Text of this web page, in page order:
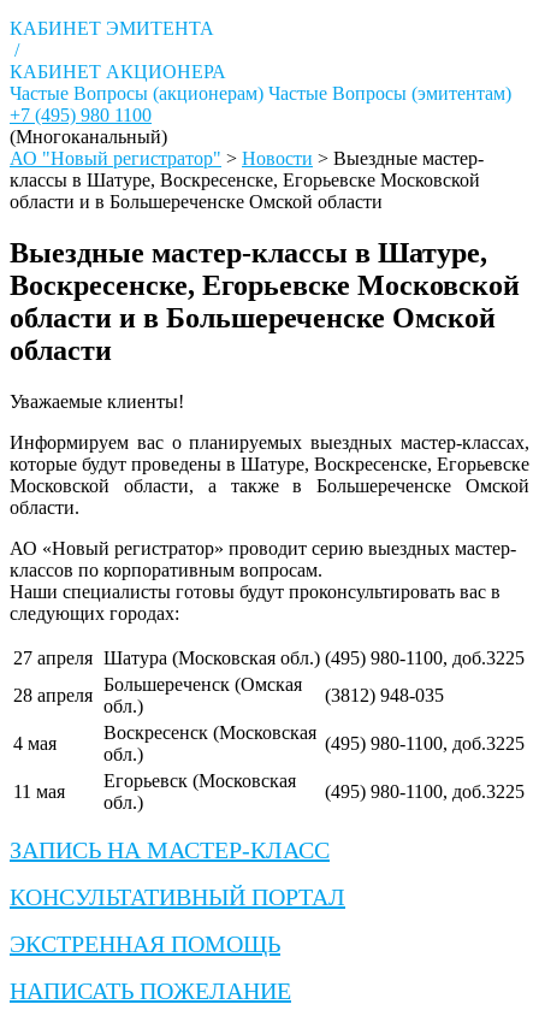
КАБИНЕТ ЭМИТЕНТА
/
КАБИНЕТ АКЦИОНЕРА
Частые Вопросы (акционерам) Частые Вопросы (эмитентам)
+7 (495) 980 1100
(Многоканальный)
АО "Новый регистратор" > Новости > Выездные мастер-
классы в Шатуре, Воскресенске, Егорьевске Московской
области и в Большереченске Омской области
Выездные мастер-классы в Шатуре,
Воскресенске, Егорьевске Московской
области и в Большереченске Омской
области
Уважаемые клиенты!
Информируем вас о планируемых выездных мастер-классах,
которые будут проведены в Шатуре, Воскресенске, Егорьевске
Московской области, а также в Большереченске Омской
области.
АО «Новый регистратор» проводит серию выездных мастер-
классов по корпоративным вопросам.
Наши специалисты готовы будут проконсультировать вас в
следующих городах:
27 апреля Шатура (Московская обл.) (495) 980-1100, доб.3225
28 апреля
Большереченск (Омская
обл.)
(3812) 948-035
4 мая
Воскресенск (Московская
обл.)
(495) 980-1100, доб.3225
11 мая
Егорьевск (Московская
обл.)
(495) 980-1100, доб.3225
ЗАПИСЬ НА МАСТЕР-КЛАСС
КОНСУЛЬТАТИВНЫЙ ПОРТАЛ
ЭКСТРЕННАЯ ПОМОЩЬ
НАПИСАТЬ ПОЖЕЛАНИЕ